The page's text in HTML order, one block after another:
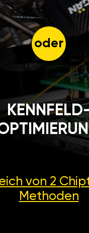
oder
von 2
Methoden